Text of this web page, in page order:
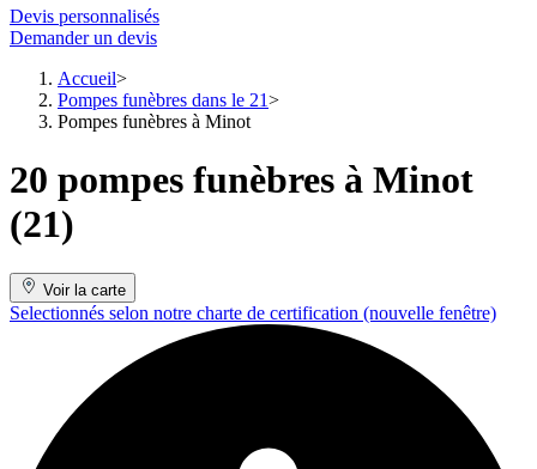
Devis personnalisés
Demander un devis
Accueil
Pompes funèbres dans le 21
Pompes funèbres à Minot
20 pompes funèbres à Minot
(21)
Voir la carte
Selectionnés selon notre charte de certification (nouvelle fenêtre)